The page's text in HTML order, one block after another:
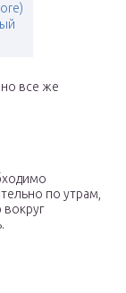
но все же
по утрам,